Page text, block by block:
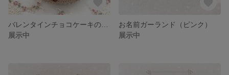
展示中
お名前ガーランド（ピンク）
展示中